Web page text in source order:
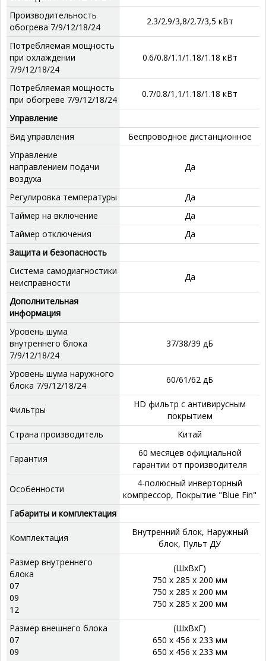
Производительность
обогрева 7/9/12/18/24
2.3/2.9/3,8/2.7/3,5 кВт
Потребляемая мощность
при охлаждении
7/9/12/18/24
0.6/0.8/1.1/1.18/1.18 кВт
Потребляемая мощность
при обогреве 7/9/12/18/24
0.7/0.8/1,1/1.18/1.18 кВт
Управление
Вид управления
Беспроводное дистанционное
Управление
направлением подачи
воздуха
Да
Регулировка температуры
Да
Таймер на включение
Да
Таймер отключения
Да
Защита и безопасность
Система самодиагностики
неисправности
Да
Дополнительная
информация
Уровень шума
внутреннего блока
7/9/12/18/24
37/38/39 дБ
Уровень шума наружного
блока 7/9/12/18/24
60/61/62 дБ
Фильтры
HD фильтр с антивирусным
покрытием
Страна производитель
Китай
Гарантия
60 месяцев официальной
гарантии от производителя
Особенности
4-полюсный инверторный
компрессор, Покрытие "Blue Fin"
Габариты и комплектация
Комплектация
Внутренний блок, Наружный
блок, Пульт ДУ
Размер внутреннего
блока
07
09
12
(ШхВхГ)
750 x 285 x 200 мм
750 x 285 x 200 мм
750 x 285 x 200 мм
Размер внешнего блока
07
09
(ШхВхГ)
650 x 456 x 233 мм
650 x 456 x 233 мм